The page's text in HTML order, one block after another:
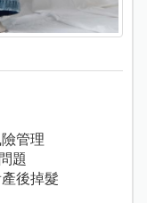
管理
題
後掉髮